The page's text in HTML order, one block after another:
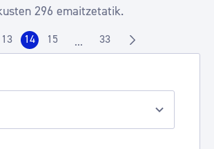
296 emaitzetatik.
Pages Use TAB to navigate.
Orrialdea
13 Orrialdea
14 Orrialdea
15 ...Intermediate Pages Use TAB
Orrialdea
33